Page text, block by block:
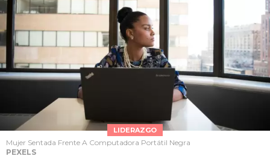
LIDERAZGO
Mujer Sentada Frente A Computadora Portátil Negra
PEXELS